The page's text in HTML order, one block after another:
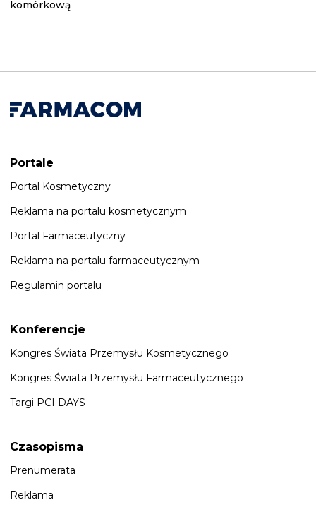
komórkową
Portale
Portal Kosmetyczny
Reklama na portalu kosmetycznym
Portal Farmaceutyczny
Reklama na portalu farmaceutycznym
Regulamin portalu
Konferencje
Kongres Świata Przemysłu Kosmetycznego
Kongres Świata Przemysłu Farmaceutycznego
Targi PCI DAYS
Czasopisma
Prenumerata
Reklama